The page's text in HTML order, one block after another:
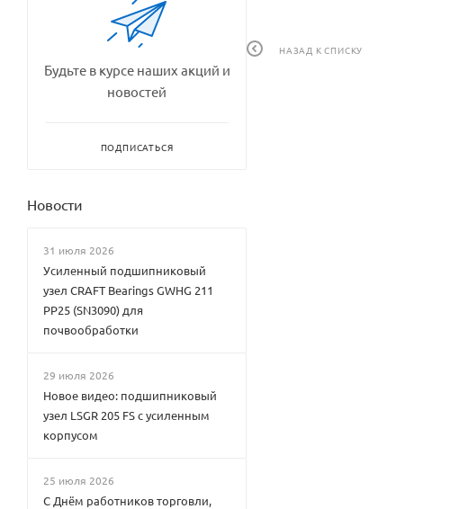
НАЗАД К СПИСКУ
Будьте в курсе наших акций и
новостей
ПОДПИСАТЬСЯ
Новости
31 июля 2026
Усиленный подшипниковый
узел CRAFT Bearings GWHG 211
PP25 (SN3090) для
почвообработки
29 июля 2026
Новое видео: подшипниковый
узел LSGR 205 FS с усиленным
корпусом
25 июля 2026
С Днём работников торговли,